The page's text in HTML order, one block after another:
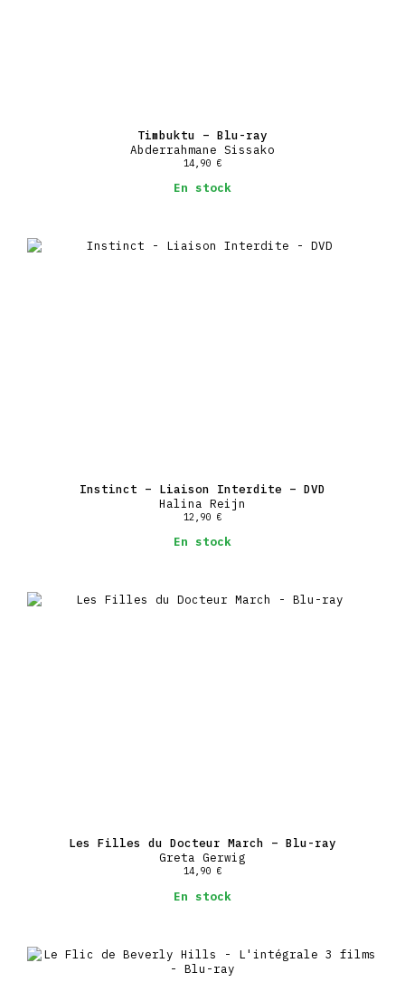
Timbuktu – Blu-ray
Abderrahmane Sissako
14,90 €
En stock
Instinct – Liaison Interdite – DVD
Halina Reijn
12,90 €
En stock
Les Filles du Docteur March – Blu-ray
Greta Gerwig
14,90 €
En stock